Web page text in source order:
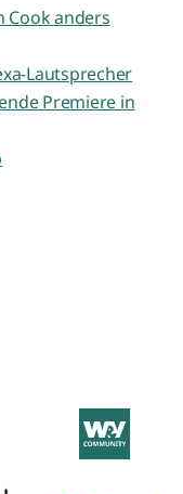
Cook anders
Lautsprecher
Premiere in